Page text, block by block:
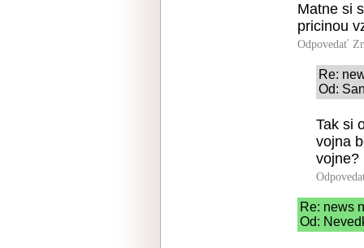
Matne si
pricinou
Odpovedať
Re:
Od:
Tak si
vojna
vojne?
Re: news
Od: